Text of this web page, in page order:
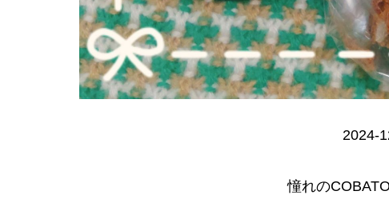
2024-
憧れの